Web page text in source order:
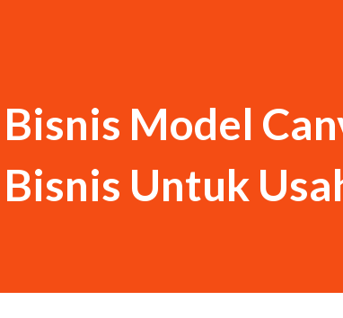
Bisnis Model
Bisnis Untuk